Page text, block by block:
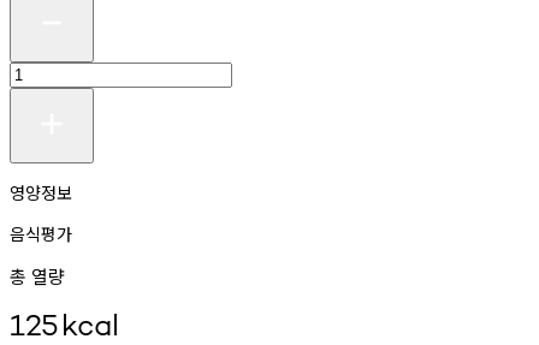
영양정보
음식평가
총 열량
125kcal